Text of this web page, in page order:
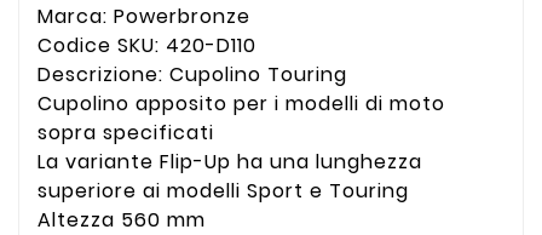
Marca: Powerbronze
Codice SKU: 420-D110
Descrizione: Cupolino Touring
Cupolino apposito per i modelli di moto
sopra specificati
La variante Flip-Up ha una lunghezza
superiore ai modelli Sport e Touring
Altezza 560 mm